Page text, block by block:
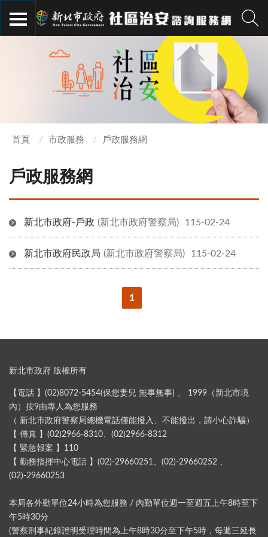
首頁 市政服務 戶政服務網
戶政服務網
新北市政府-戶政 (新北市政府警察局) 115-02-24
新北市政府民政局 (新北市政府警察局) 115-02-24
1
新北市政府 版權所有
【電話 】(02)8072-5454(保您妻兒 無事無事) 、 1999（新北市境
內）按9由專人為您服務
（ 新北市政府警察局總機電話僅能撥入、不能撥出，請小心詐騙）
【 傳真 】(02)2966-8310、(02)2966-8312
【 緊急報案 】110
【 勤務指揮中心電話 】(02)-29660251、(02)-29660252 、
(02)-29660253
本局各外勤單位24小時為您服務 / 內勤單位週一至週五上午8時至下
午5時30分
(警察刑事紀錄證明受理時間為上午8時30分至下午5時，每週三延長